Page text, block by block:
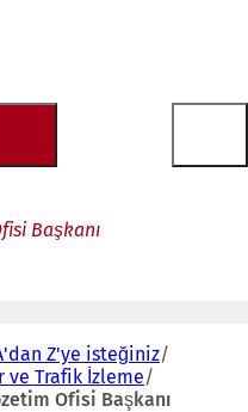
Başkanı
Z'ye isteğiniz
ve Trafik İzleme
Ofisi Başkanı